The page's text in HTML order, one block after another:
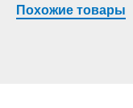
Похожие товары